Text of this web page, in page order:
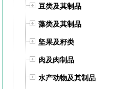
豆类及其制品
藻类及其制品
坚果及籽类
肉及肉制品
水产动物及其制品